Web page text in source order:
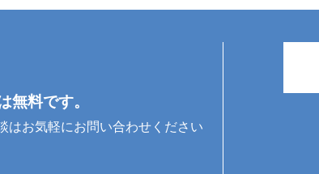
無料です。
はお気軽にお問い合わせください